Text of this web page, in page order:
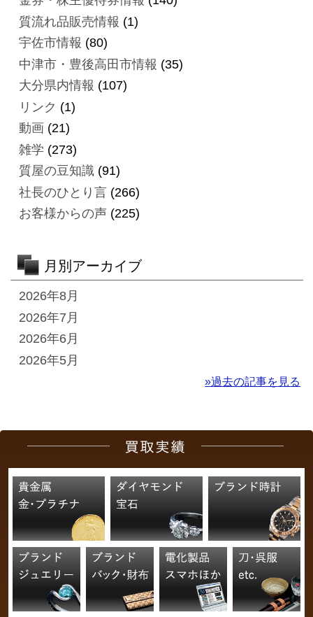
質流れ品販売情報 (1)
宇佐市情報 (80)
中津市・豊後高田市情報 (35)
大分県内情報 (107)
リンク (1)
動画 (21)
雑学 (273)
質屋の豆知識(91)
社長のひとり言(266)
お客様からの声(225)
月別アーカイブ
2026年8月
2026年7月
2026年6月
2026年5月
»過去の記事を見る